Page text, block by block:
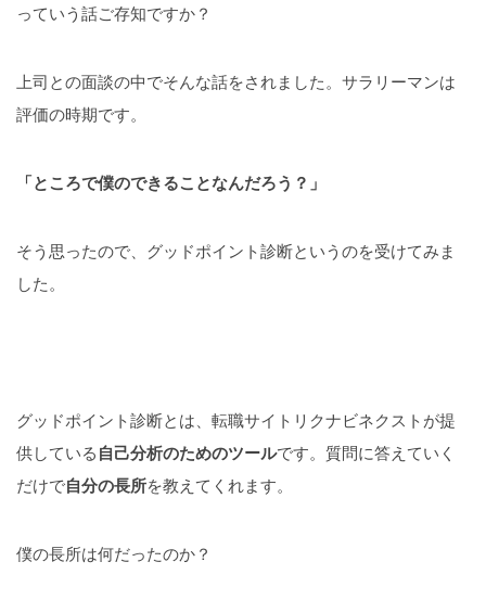
っていう話ご存知ですか？
上司との面談の中でそんな話をされました。サラリーマンは
評価の時期です。
「ところで僕のできることなんだろう？」
そう思ったので、グッドポイント診断というのを受けてみま
した。
グッドポイント診断とは、転職サイトリクナビネクストが提
供している 自己分析のためのツールです。質問に答えていく
だけで自分の長所を教えてくれます。
僕の長所は何だったのか？